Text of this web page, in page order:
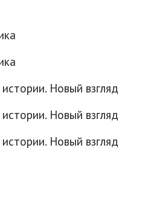
Новый взгляд
Новый взгляд
Новый взгляд